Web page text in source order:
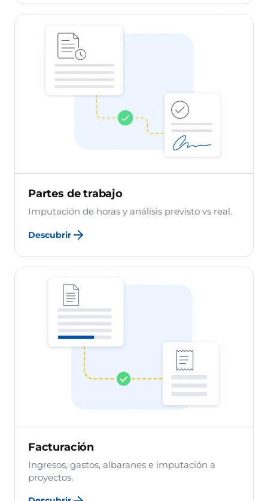
Partes de trabajo
Imputación de horas y análisis previsto vs real.
Descubrir
Facturación
Ingresos, gastos, albaranes e imputación a
proyectos.